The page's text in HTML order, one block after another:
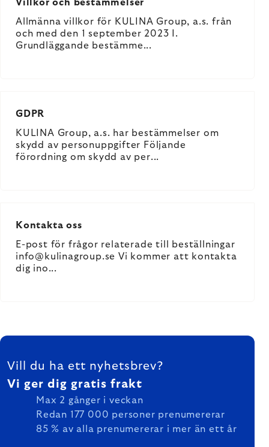
Villkor och bestämmelser
Allmänna villkor för KULINA Group, a.s. från
och med den 1 september 2023 I.
Grundläggande bestämme...
GDPR
KULINA Group, a.s. har bestämmelser om
skydd av personuppgifter Följande
förordning om skydd av per...
Kontakta oss
E-post för frågor relaterade till beställningar
info@kulinagroup.se Vi kommer att kontakta
dig ino...
Listing
FOOTER
Vill du ha ett nyhetsbrev?
Vi ger dig gratis frakt
Max 2 gånger i veckan
Redan 177 000 personer prenumererar
85 % av alla prenumererar i mer än ett år